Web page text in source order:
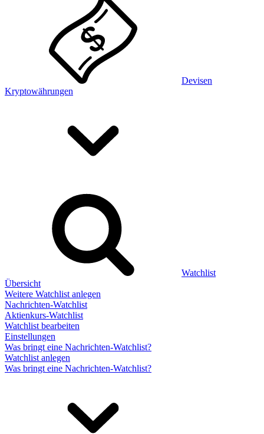
Devisen
Kryptowährungen
Watchlist
Übersicht
Weitere Watchlist anlegen
Nachrichten-Watchlist
Aktienkurs-Watchlist
Watchlist bearbeiten
Einstellungen
Was bringt eine Nachrichten-Watchlist?
Watchlist anlegen
Was bringt eine Nachrichten-Watchlist?